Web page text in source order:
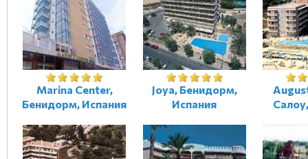
Marina Center,
Бенидорм, Испания
Joya, Бенидорм,
Испания